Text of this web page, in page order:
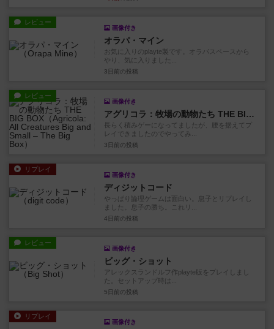
レビュー
画像付き
オラパ・マイン
お気に入りのplayte製です。オラパスペースから
やり、気に入りました...
3日前 の投稿
レビュー
画像付き
アグリコラ：牧場の動物たち THE BIG BOX
長らく積みゲーになってましたが、腰を据えてプ
レイできましたのでやってみ...
3日前 の投稿
リプレイ
画像付き
ディジットコード
やっぱり論理ゲームは面白い。息子とリプレイし
ました。息子の勝ち。これリ...
4日前 の投稿
レビュー
画像付き
ビッグ・ショット
アレックスランドルフ作playte版をプレイしまし
た。セットアップ時は...
5日前 の投稿
リプレイ
画像付き